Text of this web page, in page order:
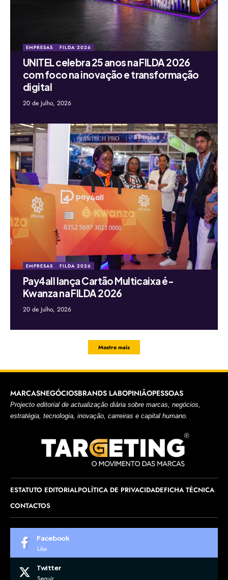
EMPRESAS FILDA 2026
UNITEL celebra 25 anos na FILDA 2026
com foco na inovação e transformação
digital
20 de Julho, 2026
EMPRESAS FILDA 2026
Pay4all lança Cartão Multicaixa é-
Kwanza na FILDA 2026
20 de Julho, 2026
Mostre mais
MARCASNEGÓCIOSBRANDS LABOPINIÃOPESSOAS
Projecto editorial de actualização diária sobre marcas, negócios,
estratégia, tecnologia, inovação, carreiras e capital humano.
ESTATUTO EDITORIALPOLÍTICA DE PRIVACIDADEFICHA TÉCNICA
CONTACTOS
Facebook
Like
Twitter